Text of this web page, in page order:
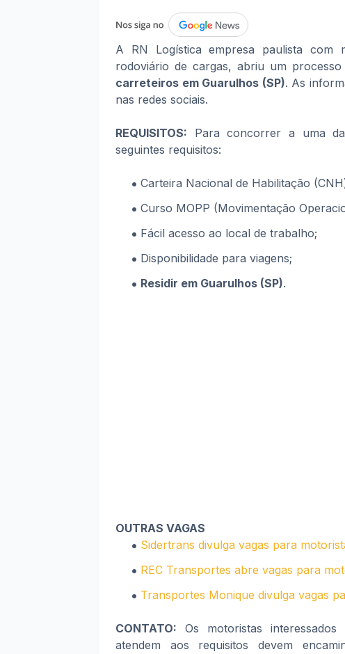
A RN Logística empresa paulista
rodoviário de cargas, abriu um
carreteiros em Guarulhos (SP). As
nas redes sociais.
REQUISITOS: Para concorrer a uma
seguintes requisitos:
Carteira Nacional de Habilitação
Curso MOPP (Movimentação
Fácil acesso ao local de trabalho;
Disponibilidade para viagens;
Residir em Guarulhos (SP).
OUTRAS VAGAS
Sidertrans divulga vagas para
REC Transportes abre vagas para
Transportes Monique divulga vagas
CONTATO: Os motoristas
atendem aos requisitos devem